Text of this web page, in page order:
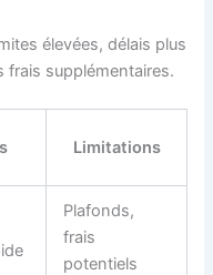
élevées, délais plus
frais supplémentaires.
Limitations
Plafonds,
frais
potentiels